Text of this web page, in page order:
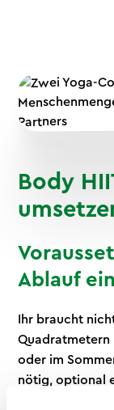
Body
Ablauf
Ihr braucht
Quadratmetern
oder im
nötig, optional